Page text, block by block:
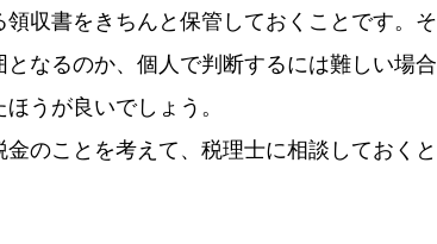
収書をきちんと保管しておくことです。そ
なるのか、個人で判断するには難しい場合
うが良いでしょう。
のことを考えて、税理士に相談しておくと